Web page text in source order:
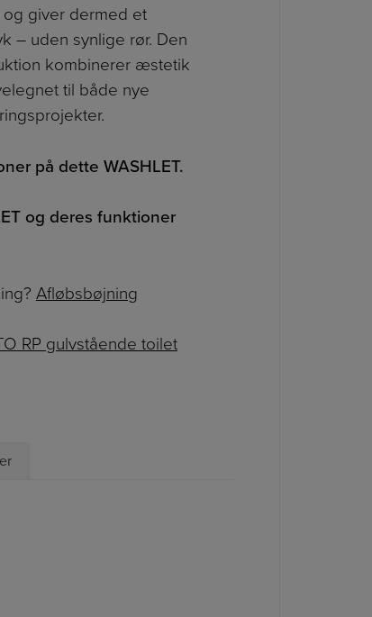
giver dermed et
– uden synlige rør. Den
kombinerer æstetik
til både nye
på dette WASHLET.
og deres funktioner
Afløbsbøjning
RP gulvstående toilet